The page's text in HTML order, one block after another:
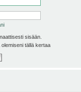
sisään.
olemiseni tällä kertaa